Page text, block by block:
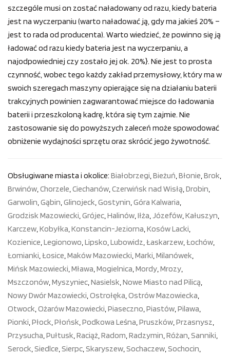
szczególe musi on zostać naładowany od razu, kiedy bateria
jest na wyczerpaniu (warto naładować ją, gdy ma jakieś 20% –
jest to rada od producenta). Warto wiedzieć, że powinno się ją
ładować od razu kiedy bateria jest na wyczerpaniu, a
najodpowiedniej czy zostało jej ok. 20%}. Nie jest to prosta
czynność, wobec tego każdy zakład przemysłowy, który ma w
swoich szeregach maszyny opierające się na działaniu baterii
trakcyjnych powinien zagwarantować miejsce do ładowania
baterii i przeszkoloną kadrę, która się tym zajmie. Nie
zastosowanie się do powyższych zaleceń może spowodować
obniżenie wydajności sprzętu oraz skrócić jego żywotność.
Obsługiwane miasta i okolice: Białobrzegi,Bieżuń,Błonie,Brok,
Brwinów,Chorzele,Ciechanów,Czerwińsk nad Wisłą,Drobin,
Garwolin,Gąbin,Glinojeck,Gostynin,Góra Kalwaria,
Grodzisk Mazowiecki,Grójec,Halinów,Iłża,Józefów,Kałuszyn,
Karczew,Kobyłka,Konstancin-Jeziorna,Kosów Lacki,
Kozienice,Legionowo,Lipsko,Lubowidz,Łaskarzew,Łochów,
Łomianki,Łosice,Maków Mazowiecki,Marki,Milanówek,
Mińsk Mazowiecki,Mława,Mogielnica,Mordy,Mrozy,
Mszczonów,Myszyniec,Nasielsk,Nowe Miasto nad Pilicą,
Nowy Dwór Mazowiecki,Ostrołęka,Ostrów Mazowiecka,
Otwock,Ożarów Mazowiecki,Piaseczno,Piastów,Pilawa,
Pionki,Płock,Płońsk,Podkowa Leśna,Pruszków,Przasnysz,
Przysucha,Pułtusk,Raciąż,Radom,Radzymin,Różan,Sanniki,
Serock,Siedlce,Sierpc,Skaryszew,Sochaczew,Sochocin,